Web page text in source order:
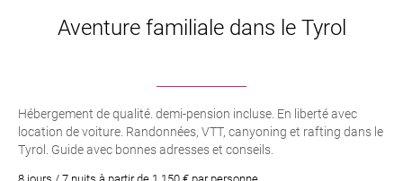
Aventure familiale dans le Tyrol
Hébergement de qualité. demi-pension incluse. En liberté avec
location de voiture. Randonnées, VTT, canyoning et rafting dans le
Tyrol. Guide avec bonnes adresses et conseils.